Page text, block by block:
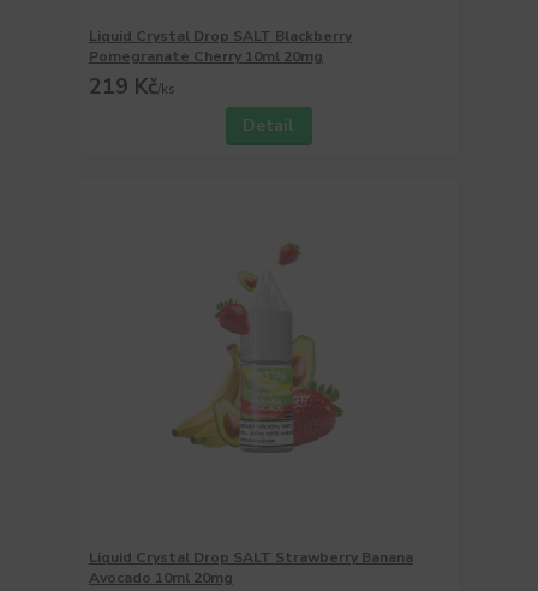
Liquid Crystal Drop SALT Blackberry
Pomegranate Cherry 10ml 20mg
219 Kč/ks
Detail
Liquid Crystal Drop SALT Strawberry Banana
Avocado 10ml 20mg